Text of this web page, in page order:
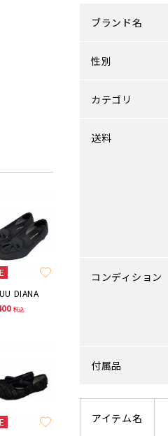
DIANA
税込
ブランド名
性別
カテゴリ
送料
コンディション
付属品
アイテム名